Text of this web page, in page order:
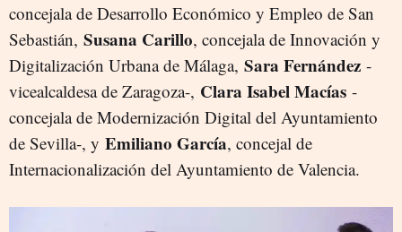
concejala de Desarrollo Económico y Empleo de San
Sebastián, Susana Carillo, concejala de Innovación y
Digitalización Urbana de Málaga, Sara Fernández -
vicealcaldesa de Zaragoza-, Clara Isabel Macías -
concejala de Modernización Digital del Ayuntamiento
de Sevilla-, y Emiliano García, concejal de
Internacionalización del Ayuntamiento de Valencia.